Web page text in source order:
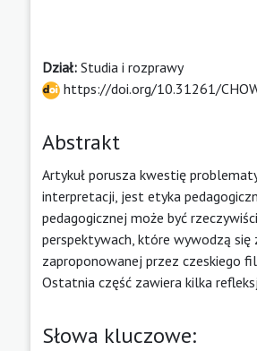
Dział: Studia i rozprawy
https://doi.org/10.31261/
Abstrakt
Artykuł porusza kwestię
interpretacji, jest etyka
pedagogicznej może być
perspektywach, które wywodzą się
zaproponowanej przez czeskiego
Ostatnia część zawiera kilka
Słowa kluczowe: